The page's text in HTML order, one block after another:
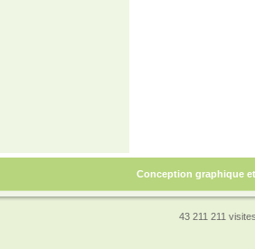
Conception graphique
43 211 211